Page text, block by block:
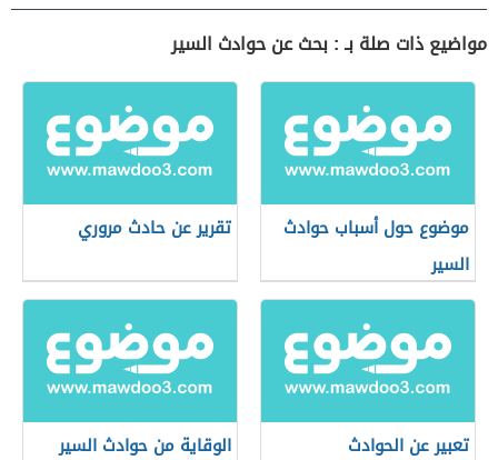
مواضيع ذات صلة بـ : بحث عن حوادث السير
موضوع حول أسباب حوادث
السير
تقرير عن حادث مروري
تعبير عن الحوادث الوقاية من حوادث السير